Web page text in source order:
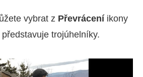
vybrat z Převráceníikony
trojúhelníky.